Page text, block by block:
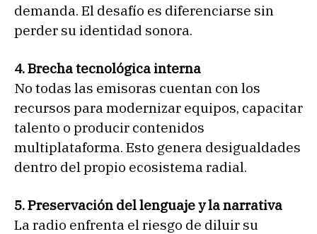
demanda. El desafío es diferenciarse sin
perder su identidad sonora.
4. Brecha tecnológica interna
No todas las emisoras cuentan con los
recursos para modernizar equipos, capacitar
talento o producir contenidos
multiplataforma. Esto genera desigualdades
dentro del propio ecosistema radial.
5. Preservación del lenguaje y la narrativa
La radio enfrenta el riesgo de diluir su